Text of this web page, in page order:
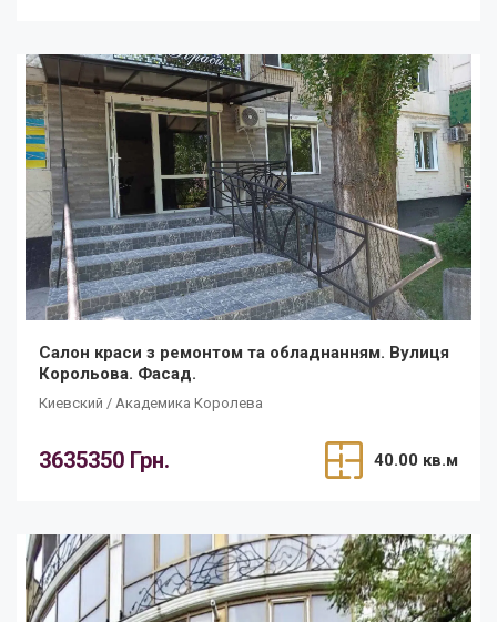
Салон краси з ремонтом та обладнанням. Вулиця
Корольова. Фасад.
Киевский / Академика Королева
3635350 Грн. 40.00 кв.м